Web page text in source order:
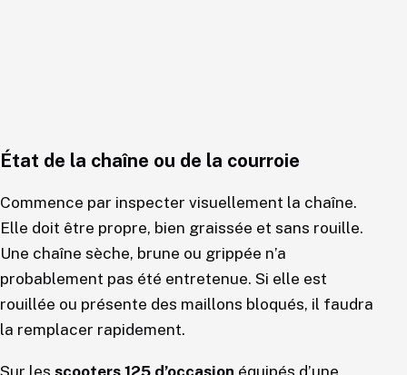
État de la chaîne ou de la courroie
Commence par inspecter visuellement la chaîne.
Elle doit être propre, bien graissée et sans rouille.
Une chaîne sèche, brune ou grippée n’a
probablement pas été entretenue. Si elle est
rouillée ou présente des maillons bloqués, il faudra
la remplacer rapidement.
Sur les scooters 125 d’occasion équipés d’une